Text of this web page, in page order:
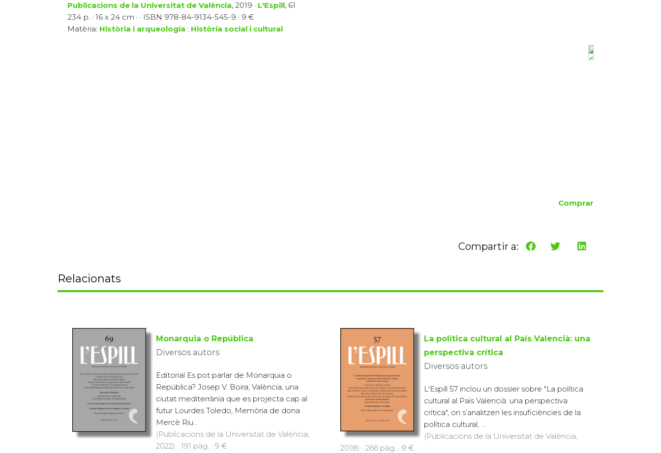
Publicacions de la Universitat de València, 2019 · L'Espill, 61
234 p. · 16 x 24 cm · · ISBN 978-84-9134-545-9 · 9 €
Matèria: Història i arqueologia : Història social i cultural
Comprar
Compartir a:
Relacionats
Monarquia o República
Diversos autors
Editorial Es pot parlar de Monarquia o
República? Josep V. Boira, València, una
ciutat mediterrània que es projecta cap al
futur Lourdes Toledo, Memòria de dona
Mercè Riu...
(Publicacions de la Universitat de València,
2022) · 191 pàg. · 9 €
La política cultural al País Valencià: una
perspectiva crítica
Diversos autors
L'Espill 57 inclou un dossier sobre "La política
cultural al País Valencià: una perspectiva
crítica", on s’analitzen les insuficiències de la
política cultural, ...
(Publicacions de la Universitat de València,
2018) · 266 pàg. · 9 €